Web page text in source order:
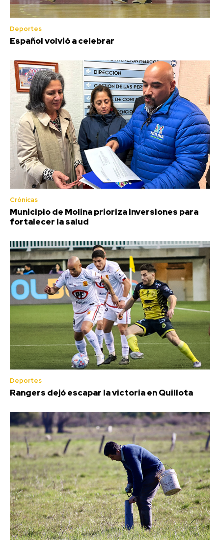
Deportes
Español volvió a celebrar
Crónicas
Municipio de Molina prioriza inversiones para
fortalecer la salud
Deportes
Rangers dejó escapar la victoria en Quillota